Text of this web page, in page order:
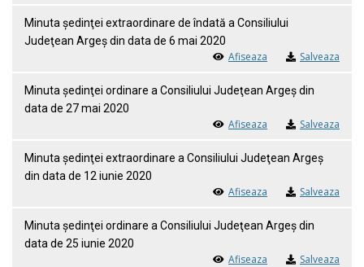
Minuta ședinţei extraordinare de îndată a Consiliului
Judeţean Argeş din data de 6 mai 2020
Afiseaza Salveaza
Minuta ședinţei ordinare a Consiliului Judeţean Argeş din
data de 27 mai 2020
Afiseaza Salveaza
Minuta ședinţei extraordinare a Consiliului Judeţean Argeş
din data de 12 iunie 2020
Afiseaza Salveaza
Minuta ședinţei ordinare a Consiliului Judeţean Argeş din
data de 25 iunie 2020
Afiseaza Salveaza